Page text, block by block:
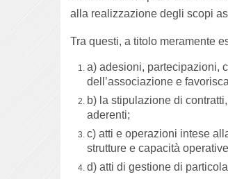
alla realizzazione degli scopi
Tra questi, a titolo meramente
a) adesioni, partecipazioni,
dell’associazione e
b) la stipulazione di
aderenti;
c) atti e operazioni intese
strutture e capacità
d) atti di gestione di